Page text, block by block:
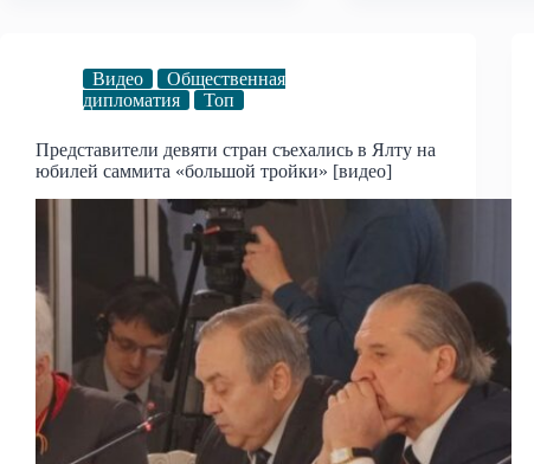
Видео
Общественная
дипломатия
Топ
Представители девяти стран съехались в Ялту на
юбилей саммита «большой тройки» [видео]